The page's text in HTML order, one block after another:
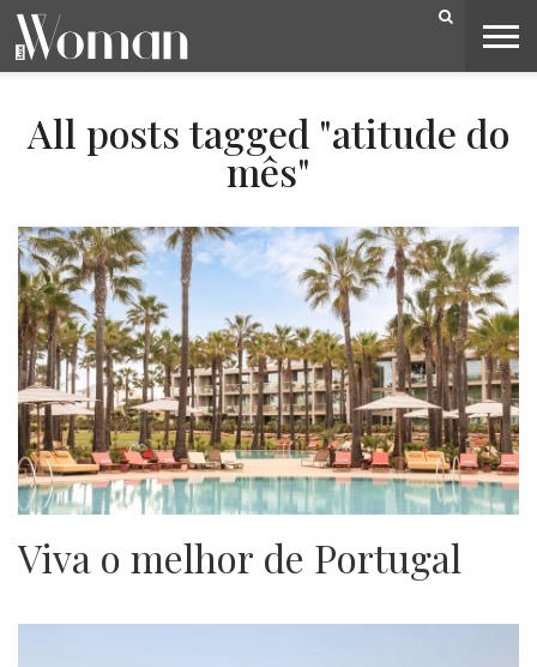
BELEZA
CAPA
LIFESTYLE
MODA
OPINIÃO
PESSOAS
SOCIEDADE
VIDEOS
All posts tagged "atitude do
mês"
Viva o melhor de Portugal